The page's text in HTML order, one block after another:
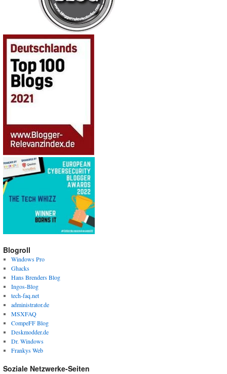
Blogroll
Windows Pro
Ghacks
Hans Brenders Blog
Ingos-Blog
tech-faq.net
administrator.de
MSXFAQ
CompeFF Blog
Deskmodder.de
Dr. Windows
Frankys Web
Soziale Netzwerke-Seiten